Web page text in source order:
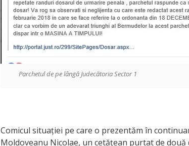
Parchetul de pe lângă Judecătoria Sector 1
Comicul situației pe care o prezentăm în
Moldoveanu Nicolae, un cetățean purtat de